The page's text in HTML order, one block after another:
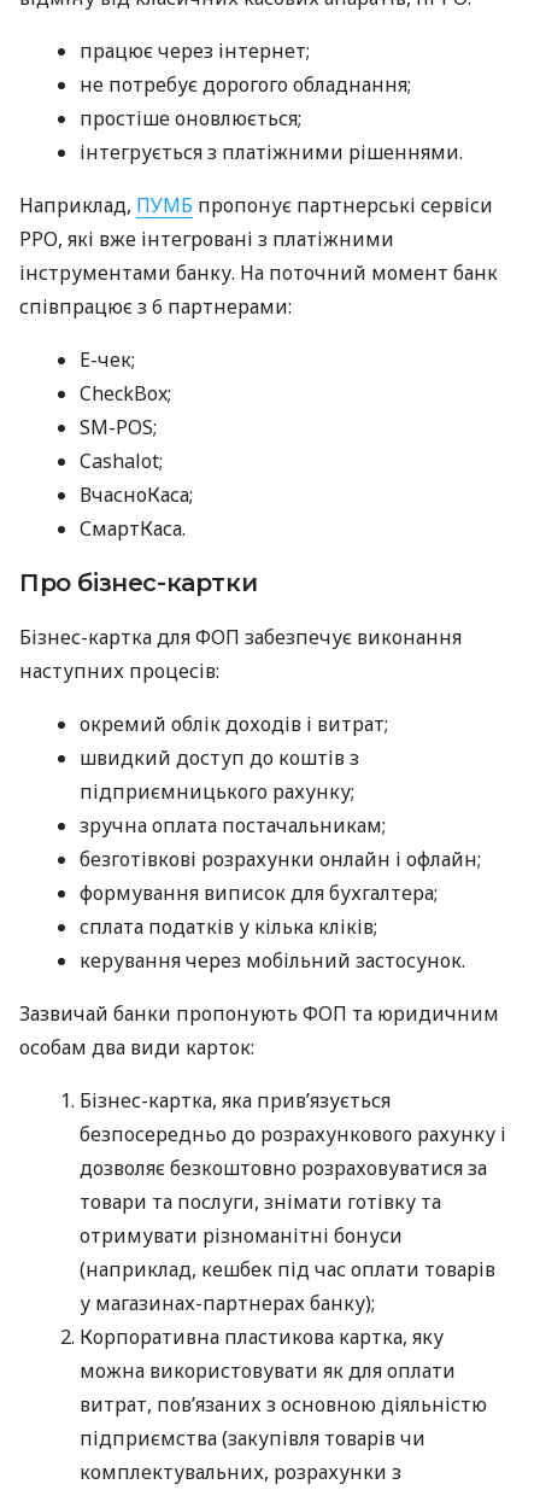
працює через інтернет;
не потребує дорогого обладнання;
простіше оновлюється;
інтегрується з платіжними рішеннями.
Наприклад, ПУМБ пропонує партнерські сервіси
РРО, які вже інтегровані з платіжними
інструментами банку. На поточний момент банк
співпрацює з 6 партнерами:
E-чек;
CheckBox;
SM-POS;
Cashalot;
ВчасноКаса;
СмартКаса.
Про бізнес-картки
Бізнес-картка для ФОП забезпечує виконання
наступних процесів:
окремий облік доходів і витрат;
швидкий доступ до коштів з
підприємницького рахунку;
зручна оплата постачальникам;
безготівкові розрахунки онлайн і офлайн;
формування виписок для бухгалтера;
сплата податків у кілька кліків;
керування через мобільний застосунок.
Зазвичай банки пропонують ФОП та юридичним
особам два види карток:
Бізнес-картка, яка прив’язується
безпосередньо до розрахункового рахунку і
дозволяє безкоштовно розраховуватися за
товари та послуги, знімати готівку та
отримувати різноманітні бонуси
(наприклад, кешбек під час оплати товарів
у магазинах-партнерах банку);
Корпоративна пластикова картка, яку
можна використовувати як для оплати
витрат, пов’язаних з основною діяльністю
підприємства (закупівля товарів чи
комплектувальних, розрахунки з